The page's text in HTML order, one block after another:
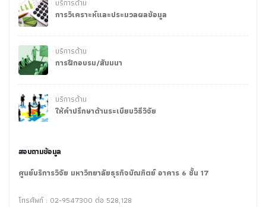
การวิเคราะห์และประมวลผลข้อมูล
บริการด้าน
การฝึกอบรม/สัมมนา
บริการด้าน
ให้คำปรึกษาด้านระเบียบวิธีวิจัย
สอบถามข้อมูล
ศูนย์บริการวิจัย มหาวิทยาลัยธุรกิจบัณฑิตย์ อาคาร 6 ชั้น 17
โทรศัพท์ : 02-9547300 ต่อ 528,128